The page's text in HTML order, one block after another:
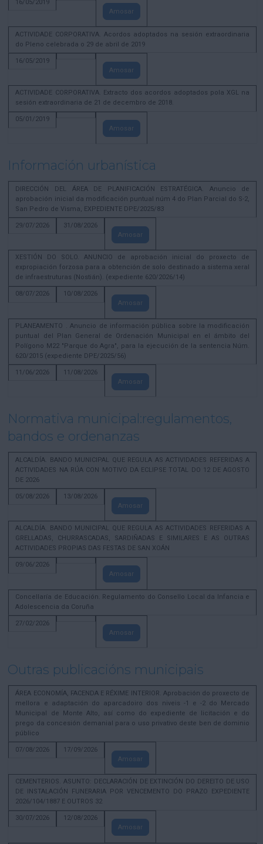
16/05/2019
Amosar
ACTIVIDADE CORPORATIVA. Acordos adoptados na sesión extraordinaria
do Pleno celebrada o 29 de abril de 2019
16/05/2019
Amosar
ACTIVIDADE CORPORATIVA. Extracto dos acordos adoptados pola XGL na
sesión extraordinaria de 21 de decembro de 2018.
05/01/2019
Amosar
Información urbanística
DIRECCIÓN DEL ÁREA DE PLANIFICACIÓN ESTRATÉGICA. Anuncio de
aprobación inicial da modificación puntual núm 4 do Plan Parcial do S-2,
San Pedro de Visma, EXPEDIENTE DPE/2025/83
29/07/2026
31/08/2026
Amosar
XESTIÓN DO SOLO. ANUNCIO de aprobación inicial do proxecto de
expropiación forzosa para a obtención de solo destinado a sistema xeral
de infraestruturas (Nostián). (expediente 620/2026/14)
08/07/2026
10/08/2026
Amosar
PLANEAMENTO . Anuncio de información pública sobre la modificación
puntual del Plan General de Ordenación Municipal en el ámbito del
Polígono M22 "Parque do Agra", para la ejecución de la sentencia Núm.
620/2015 (expediente DPE/2025/56)
11/06/2026
11/08/2026
Amosar
Normativa municipal:regulamentos,
bandos e ordenanzas
ALCALDÍA. BANDO MUNICIPAL QUE REGULA AS ACTIVIDADES REFERIDAS A
ACTIVIDADES NA RÚA CON MOTIVO DA ECLIPSE TOTAL DO 12 DE AGOSTO
DE 2026
05/08/2026
13/08/2026
Amosar
ALCALDÍA. BANDO MUNICIPAL QUE REGULA AS ACTIVIDADES REFERIDAS A
GRELLADAS, CHURRASCADAS, SARDIÑADAS E SIMILARES E AS OUTRAS
ACTIVIDADES PROPIAS DAS FESTAS DE SAN XOÁN
09/06/2026
Amosar
Concellaría de Educación. Regulamento do Consello Local da Infancia e
Adolescencia da Coruña
27/02/2026
Amosar
Outras publicacións municipais
ÁREA ECONOMÍA, FACENDA E RÉXIME INTERIOR. Aprobación do proxecto de
mellora e adaptación do aparcadoiro dos niveis -1 e -2 do Mercado
Municipal de Monte Alto, así como do expediente de licitación e do
prego da concesión demanial para o uso privativo deste ben de dominio
público
07/08/2026
17/09/2026
Amosar
CEMENTERIOS. ASUNTO: DECLARACIÓN DE EXTINCIÓN DO DEREITO DE USO
DE INSTALACIÓN FUNERARIA POR VENCEMENTO DO PRAZO EXPEDIENTE
2026/104/1887 E OUTROS 32
30/07/2026
12/08/2026
Amosar